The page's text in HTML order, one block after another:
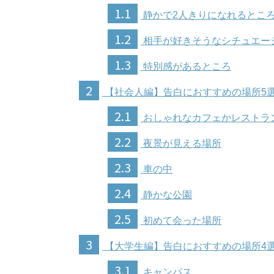
1.1 静かで2人きりになれるところ
1.2 相手が好きそうなシチュエー
1.3 特別感があるところ
2 【社会人編】告白におすすめの場所5
2.1 おしゃれなカフェかレストラ
2.2 夜景が見える場所
2.3 車の中
2.4 静かな公園
2.5 初めて会った場所
3 【大学生編】告白におすすめの場所4
3.1 キャンパス